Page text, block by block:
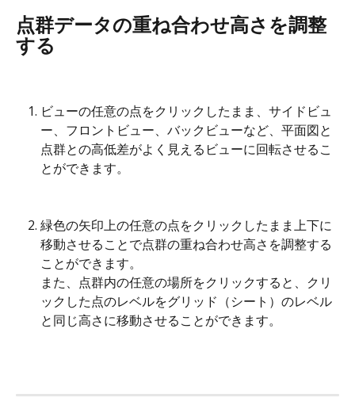
点群データの重ね合わせ高さを調整
する
ビューの任意の点をクリックしたまま、サイドビュ
ー、フロントビュー、バックビューなど、平面図と
点群との高低差がよく見えるビューに回転させるこ
とができます。
緑色の矢印上の任意の点をクリックしたまま上下に
移動させることで点群の重ね合わせ高さを調整する
ことができます。
また、点群内の任意の場所をクリックすると、クリ
ックした点のレベルをグリッド（シート）のレベル
と同じ高さに移動させることができます。